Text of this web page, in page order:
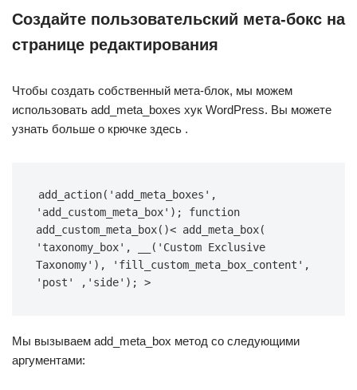
Создайте пользовательский мета-бокс на
странице редактирования
Чтобы создать собственный мета-блок, мы можем
использовать add_meta_boxes хук WordPress. Вы можете
узнать больше о крючке здесь .
add_action( 'add_meta_boxes'
'add_custom_meta_box' ); function
add_custom_meta_box()
'taxonomy_box' , __( 'Custom Exclusive
Taxonomy' ), 'fill_custom_meta_box_content'
'post'
, 'side' ); >
Мы вызываем add_meta_box метод со следующими
аргументами: